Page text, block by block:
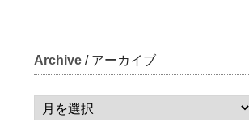
Archive / アーカイブ